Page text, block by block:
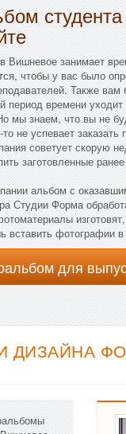
Вишневое занимает
чтобы у вас было
Также
времени уходит
мы знаем, что вы не
не успевает заказать
советует скорую
заготовленные
альбом с
Студии Форма
вставить фотографии
для
ДИЗАЙНА